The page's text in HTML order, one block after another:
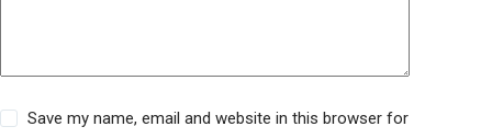
Save my name, email and website in this browser for